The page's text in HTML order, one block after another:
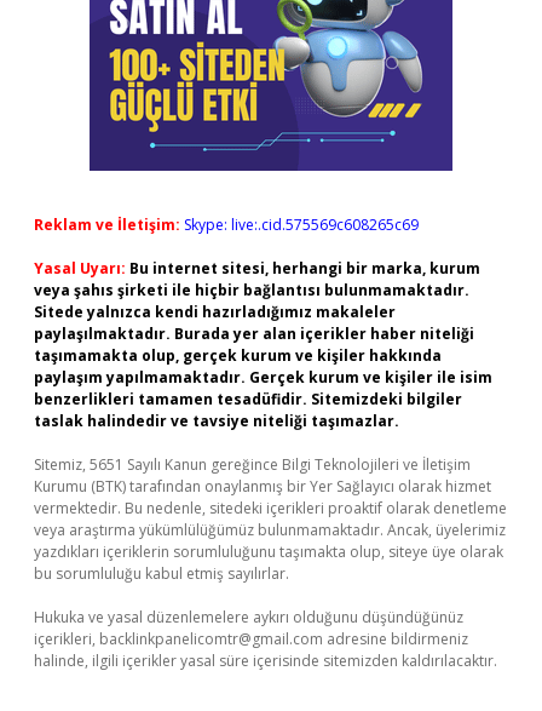
Reklam ve İletişim: Skype: live:.cid.575569c608265c69
Yasal Uyarı: Bu internet sitesi, herhangi bir marka, kurum
veya şahıs şirketi ile hiçbir bağlantısı bulunmamaktadır.
Sitede yalnızca kendi hazırladığımız makaleler
paylaşılmaktadır. Burada yer alan içerikler haber niteliği
taşımamakta olup, gerçek kurum ve kişiler hakkında
paylaşım yapılmamaktadır. Gerçek kurum ve kişiler ile isim
benzerlikleri tamamen tesadüfidir. Sitemizdeki bilgiler
taslak halindedir ve tavsiye niteliği taşımazlar.
Sitemiz, 5651 Sayılı Kanun gereğince Bilgi Teknolojileri ve İletişim
Kurumu (BTK) tarafından onaylanmış bir Yer Sağlayıcı olarak hizmet
vermektedir. Bu nedenle, sitedeki içerikleri proaktif olarak denetleme
veya araştırma yükümlülüğümüz bulunmamaktadır. Ancak, üyelerimiz
yazdıkları içeriklerin sorumluluğunu taşımakta olup, siteye üye olarak
bu sorumluluğu kabul etmiş sayılırlar.
Hukuka ve yasal düzenlemelere aykırı olduğunu düşündüğünüz
içerikleri, backlinkpanelicomtr@gmail.com adresine bildirmeniz
halinde, ilgili içerikler yasal süre içerisinde sitemizden kaldırılacaktır.